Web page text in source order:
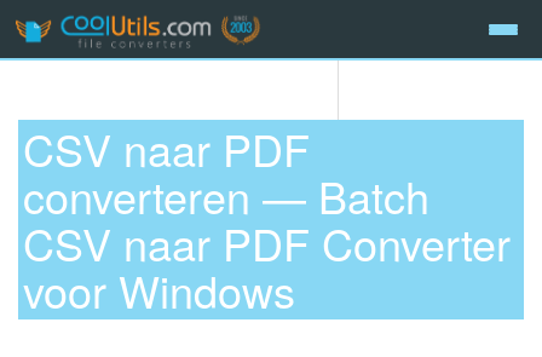
CSV naar PDF
converteren — Batch
CSV naar PDF Converter
voor Windows